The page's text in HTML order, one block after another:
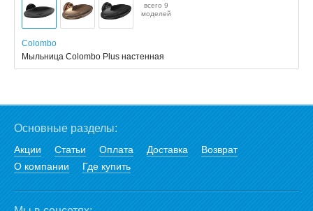
всего 9
моделей
Colombo
Мыльница Colombo Plus настенная
Основные разделы:
Акции Статьи Оплата Доставка
Возврат
О компании
Где купить